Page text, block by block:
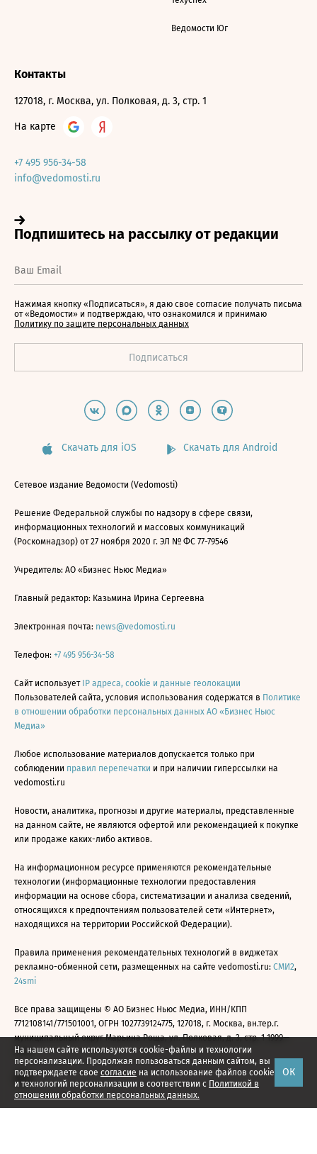
На нашем сайте используются cookie-файлы и технологии
персонализации. Продолжая пользоваться данным сайтом, вы
подтверждаете свое согласие на использование файлов cookie
и технологий персонализации в соответствии с Политикой в
отношении обработки персональных данных.
ОК
Ведомости Юг
Контакты
127018, г. Москва, ул. Полковая, д. 3, стр. 1
На карте
+7 495 956-34-58
info@vedomosti.ru
Нажимая кнопку «Подписаться», я даю свое согласие получать письма
от «Ведомости» и подтверждаю, что ознакомился и принимаю
Политику по защите персональных данных
Скачать для iOS Скачать для Android
Сетевое издание Ведомости (Vedomosti)
Решение Федеральной службы по надзору в сфере связи,
информационных технологий и массовых коммуникаций
(Роскомнадзор) от 27 ноября 2020 г. ЭЛ № ФС 77-79546
Учредитель: АО «Бизнес Ньюс Медиа»
Главный редактор: Казьмина Ирина Сергеевна
Электронная почта: news@vedomosti.ru
Телефон: +7 495 956-34-58
Сайт использует IP адреса, cookie и данные геолокации
Пользователей сайта, условия использования содержатся в Политике
в отношении обработки персональных данных АО «Бизнес Ньюс
Медиа»
Любое использование материалов допускается только при
соблюдении правил перепечатки и при наличии гиперссылки на
vedomosti.ru
Новости, аналитика, прогнозы и другие материалы, представленные
на данном сайте, не являются офертой или рекомендацией к покупке
или продаже каких-либо активов.
На информационном ресурсе применяются рекомендательные
технологии (информационные технологии предоставления
информации на основе сбора, систематизации и анализа сведений,
относящихся к предпочтениям пользователей сети «Интернет»,
находящихся на территории Российской Федерации).
Правила применения рекомендательных технологий в виджетах
рекламно-обменной сети, размещенных на сайте vedomosti.ru: СМИ2,
24smi
Все права защищены © АО Бизнес Ньюс Медиа, ИНН/КПП
7712108141/771501001, ОГРН 1027739124775, 127018, г. Москва, вн.тер.г.
муниципальный округ Марьина Роща, ул. Полковая, д. 3, стр. 1 1999—
2026